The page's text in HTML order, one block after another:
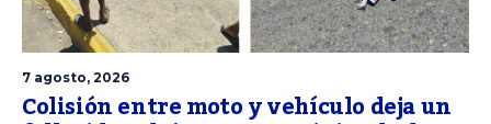
7 agosto, 2026
Colisión entre moto y vehículo deja un